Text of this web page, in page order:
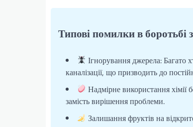
Типові помилки в
Ігнорування джерела: Багато
каналізації, що призводить до
Надмірне використання хімії
замість вирішення проблеми.
Залишання фруктів на